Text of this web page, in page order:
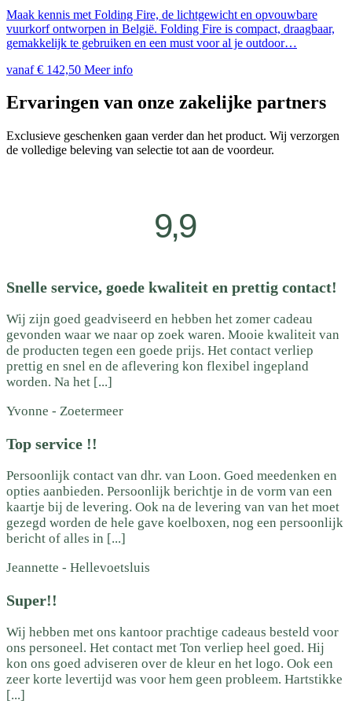
Maak kennis met Folding Fire, de lichtgewicht en opvouwbare
vuurkorf ontworpen in België. Folding Fire is compact, draagbaar,
gemakkelijk te gebruiken en een must voor al je outdoor…
vanaf€ 142,50 Meer info
Ervaringen van onze zakelijke partners
Exclusieve geschenken gaan verder dan het product. Wij verzorgen
de volledige beleving van selectie tot aan de voordeur.
9,9
Snelle service, goede kwaliteit en prettig contact!
Wij zijn goed geadviseerd en hebben het zomer cadeau
gevonden waar we naar op zoek waren. Mooie kwaliteit van
de producten tegen een goede prijs. Het contact verliep
prettig en snel en de aflevering kon flexibel ingepland
worden. Na het [...]
Yvonne - Zoetermeer
Top service !!
Persoonlijk contact van dhr. van Loon. Goed meedenken en
opties aanbieden. Persoonlijk berichtje in de vorm van een
kaartje bij de levering. Ook na de levering van van het moet
gezegd worden de hele gave koelboxen, nog een persoonlijk
bericht of alles in [...]
Jeannette - Hellevoetsluis
Super!!
Wij hebben met ons kantoor prachtige cadeaus besteld voor
ons personeel. Het contact met Ton verliep heel goed. Hij
kon ons goed adviseren over de kleur en het logo. Ook een
zeer korte levertijd was voor hem geen probleem. Hartstikke
[...]